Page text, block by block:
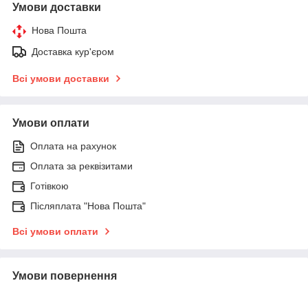
Умови доставки
Нова Пошта
Доставка кур'єром
Всі умови доставки
Умови оплати
Оплата на рахунок
Оплата за реквізитами
Готівкою
Післяплата "Нова Пошта"
Всі умови оплати
Умови повернення